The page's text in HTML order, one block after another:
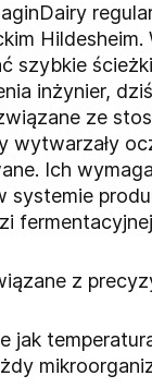
szybkie
inżynier,
ze
wytwarzały
Ich
systemie
z
jak